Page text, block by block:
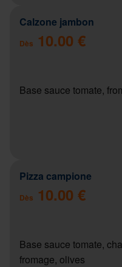
Calzone jambon
Dès 10.00 €
Base sauce tomate,
Pizza campione
Dès 10.00 €
Base sauce tomate,
fromage, olives